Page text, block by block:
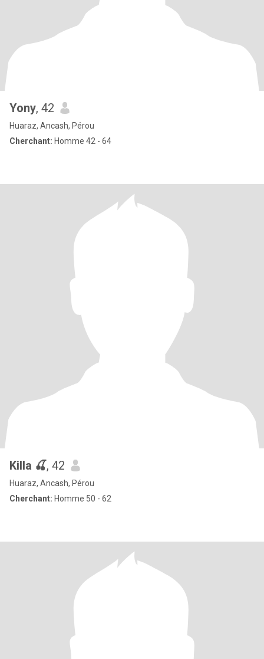
Yony, 42
Huaraz, Ancash, Pérou
Cherchant: Homme 42 - 64
Killa 🍒, 42
Huaraz, Ancash, Pérou
Cherchant: Homme 50 - 62